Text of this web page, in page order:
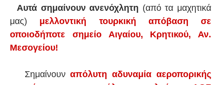
Αυτά σημαίνουν ανενόχλητη (από τα μαχητικά
μας) μελλοντική τουρκική απόβαση σε
οποιοδήποτε σημείο Αιγαίου, Κρητικού, Αν.
Μεσογείου!
Σημαίνουναπόλυτη αδυναμία αεροπορικής